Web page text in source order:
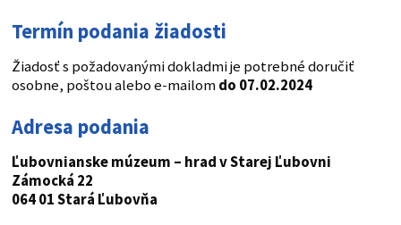
Termín podania žiadosti
Žiadosť s požadovanými dokladmi je potrebné doručiť
osobne, poštou alebo e-mailomdo 07.02.2024
Adresa podania
Ľubovnianske múzeum – hrad v Starej Ľubovni
Zámocká 22
064 01 Stará Ľubovňa